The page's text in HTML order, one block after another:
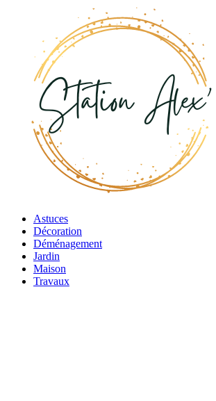
Astuces
Décoration
Déménagement
Jardin
Maison
Travaux